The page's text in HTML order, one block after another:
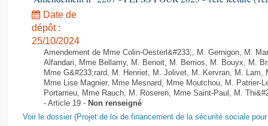
Date de
dépôt :
25/10/2024
Amendement de Mme Colin-Oesterl&#233;, M. Gernigon, M.
Alfandari, Mme Bellamy, M. Benoit, M. Berrios, M. Bouyx, M.
Mme G&#233;rard, M. Henriet, M. Jolivet, M. Kervran, M. Lam,
Mme Lise Magnier, Mme Mesnard, Mme Moutchou, M. Patrier-
Portarrieu, Mme Rauch, M. Roseren, Mme Saint-Paul, M.
- Article 19 - Non renseigné
Voir le dossier (Projet de loi de financement de la sécurité sociale pour